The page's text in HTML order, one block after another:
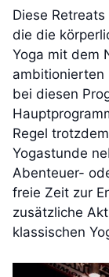
Diese
die die
Yoga mit dem
ambitionierten
bei diesen
Regel
Yogastunde
Abenteuer-
freie Zeit zur
zusätzliche
klassischen